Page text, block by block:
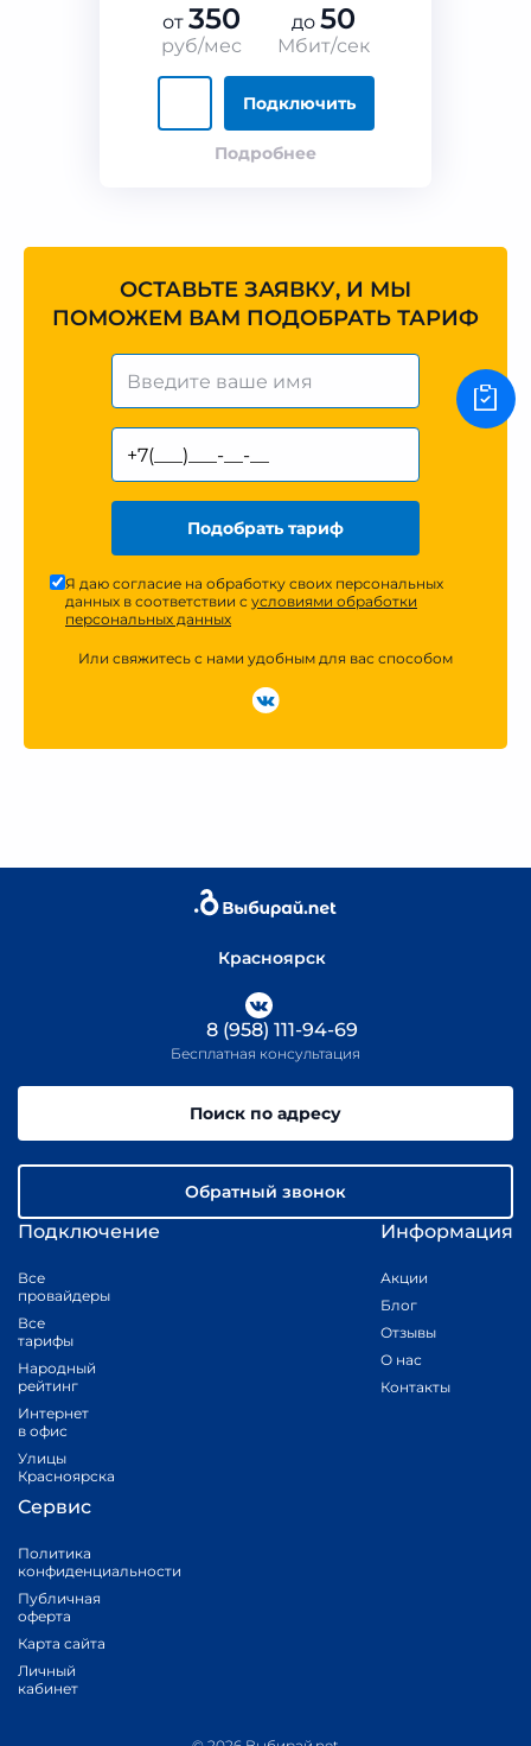
от 350
руб/мес
до 50
Мбит/сек
Подключить
Подробнее
ОСТАВЬТЕ ЗАЯВКУ, И МЫ
ПОМОЖЕМ ВАМ ПОДОБРАТЬ ТАРИФ
Подобрать тариф
Я даю согласие на обработку своих персональных
данных в соответствии с условиями обработки
персональных данных
Или свяжитесь с нами удобным для вас способом
Красноярск
Подключение
Все
провайдеры
Все
тарифы
Народный
рейтинг
Интернет
в офис
Улицы
Красноярска
Информация
Акции
Блог
Отзывы
О нас
Контакты
Сервис
Политика
конфиденциальности
Публичная
оферта
Карта сайта
Личный
кабинет
8 (958) 111-94-69
Бесплатная консультация
Поиск по адресу
Обратный звонок